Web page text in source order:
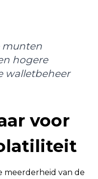
munten
hogere
walletbeheer
voor
meerderheid van de